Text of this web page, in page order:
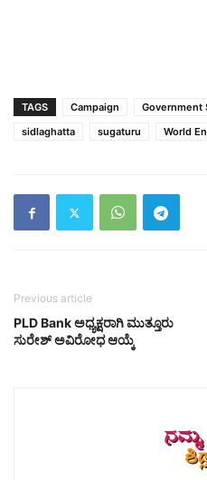
TAGS Campaign Government
sidlaghatta
sugaturu World
Previous article
PLD Bank ಅಧ್ಯಕ್ಷರಾಗಿ ಮುತ್ತೂರು
ಸುರೇಶ್ ಅವಿರೋಧ ಆಯ್ಕೆ